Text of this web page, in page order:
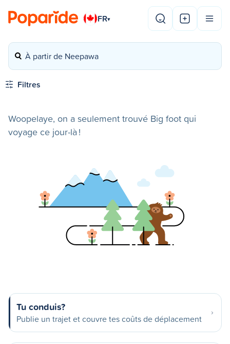
FR▾
À partir de Neepawa
Filtres
Woopelaye, on a seulement trouvé Big foot qui
voyage ce jour-là !
Tu conduis?
Publie un trajet et couvre tes coûts de déplacement